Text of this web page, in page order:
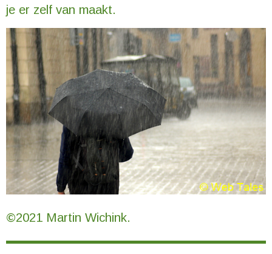
je er zelf van maakt.
©2021 Martin Wichink.